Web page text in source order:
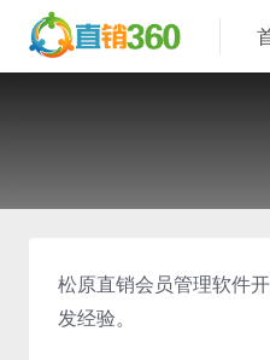
松原直销会员管理软件
发经验。